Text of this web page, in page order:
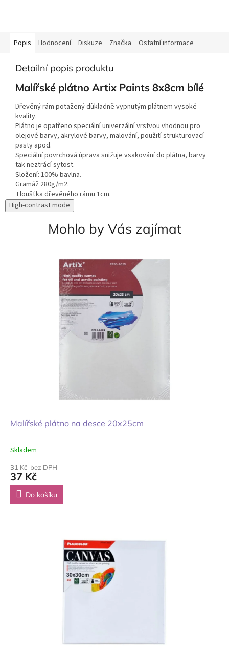
Popis Hodnocení Diskuze Značka Ostatní informace
Detailní popis produktu
Malířské plátno Artix Paints 8x8cm bílé
Dřevěný rám potažený důkladně vypnutým plátnem vysoké
kvality.
Plátno je opatřeno speciální univerzální vrstvou vhodnou pro
olejové barvy, akrylové barvy, malování, použití strukturovací
pasty apod.
Speciální povrchová úprava snižuje vsakování do plátna, barvy
tak neztrácí sytost.
Složení: 100% bavlna.
Gramáž 280g/m2.
Tloušťka dřevěného rámu 1cm.
High-contrast mode
Mohlo by Vás zajímat
Malířské plátno na desce 20x25cm
Skladem
31 Kč bez DPH
37 Kč
Do košíku